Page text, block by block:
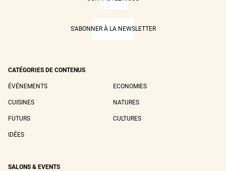
S'ABONNER À LA NEWSLETTER
CATÉGORIES DE CONTENUS
ÉVÉNEMENTS ECONOMIES
CUISINES NATURES
FUTURS CULTURES
IDÉES
SALONS & EVENTS